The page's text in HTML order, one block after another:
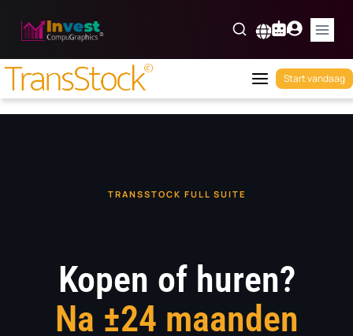
Start vandaag
TRANSSTOCK FULL SUITE
Kopen of huren?
Na ±24 maanden